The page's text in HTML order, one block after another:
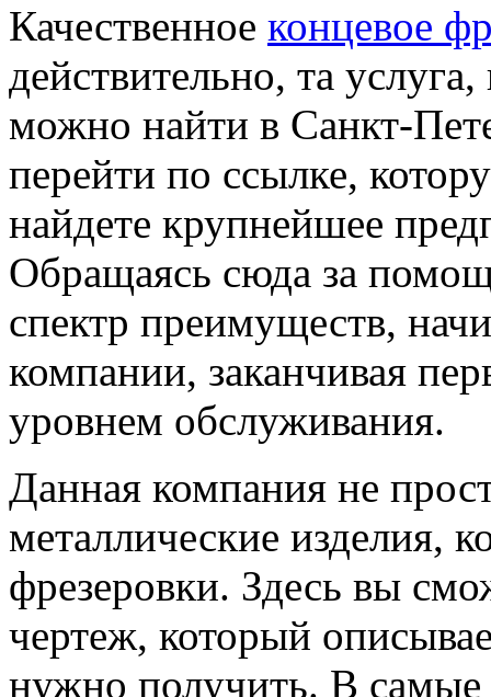
Качественное концевое
действительно, та
можно найти в Санкт-
перейти по ссылке,
найдете крупнейшее
Обращаясь сюда за
спектр преимуществ,
компании, заканчивая
уровнем обслуживания.
Данная компания не
металлические изделия,
фрезеровки. Здесь вы
чертеж, который
нужно получить. В